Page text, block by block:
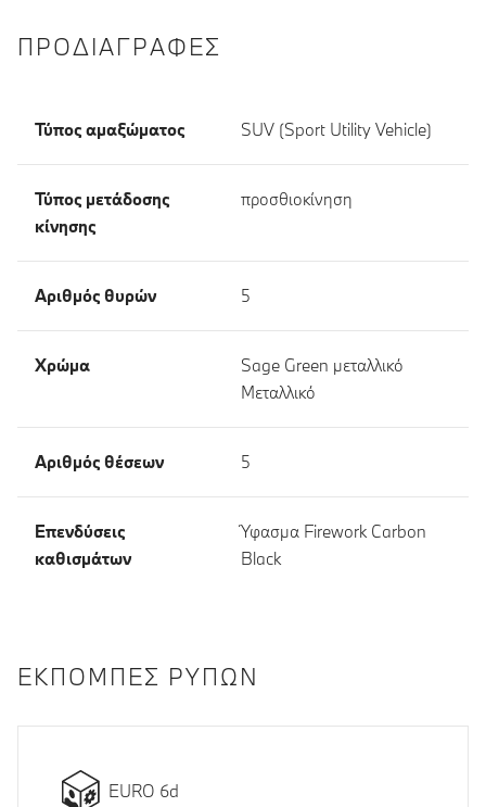
ΠΡΟΔΙΑΓΡΑΦΈΣ
Τύπος αμαξώματος SUV (Sport Utility Vehicle)
Τύπος μετάδοσης
κίνησης
προσθιοκίνηση
Αριθμός θυρών 5
Χρώμα
Sage Green μεταλλικό
Μεταλλικό
Αριθμός θέσεων 5
Επενδύσεις
καθισμάτων
Ύφασμα Firework Carbon
Black
ΕΚΠΟΜΠΈΣ ΡΎΠΩΝ
EURO 6d